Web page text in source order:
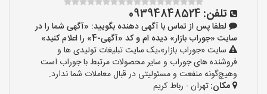
تلفن: 09394848524
لطفا پس از تماس با آگهی دهنده بگویید: «آگهی شما را در
سایت «جوراب بازار» دیده ام و کد «آگهی-4» را اعلام کنید»
سایت «جوراب بازار»،یک سایت تبلیغات تولیدی ها و
فروشنده های جوراب و سایر محصولات مرتبط با جوراب است
وهیچ‌گونه منفعت و مسئولیتی در قبال معاملات شما ندارد.
مکان:تهران - رباط کریم